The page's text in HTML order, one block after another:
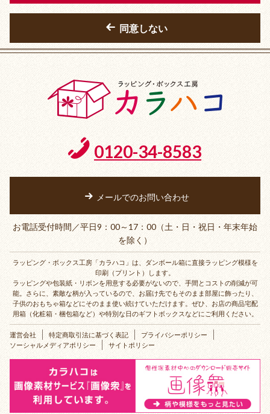
同意しない
0120-34-8583
メールでのお問い合わせ
お電話受付時間／平日9：00～17：00（土・日・祝日・年末年始
を除く）
ラッピング・ボックス工房「カラハコ」は、ダンボール箱に直接ラッピング模様を
印刷（プリント）します。
ラッピングや包装紙・リボンを用意する必要がないので、手間とコストの削減が可
能。さらに、素敵な柄が入っているので、お届け先でもそのまま部屋に飾ったり、
子供のおもちゃ箱などにそのまま使い続けていただけます。ぜひ、お店の商品宅配
用箱（化粧箱・梱包箱など）や特別な日のギフトボックスなどにご利用ください。
運営会社 特定商取引法に基づく表記
プライバシーポリシー
ソーシャルメディアポリシー
サイトポリシー